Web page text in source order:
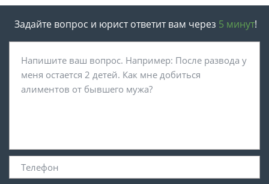
Задайте вопрос и юрист ответит вам через 5 минут!